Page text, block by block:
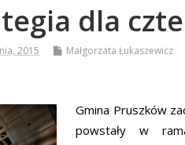
dla
2015 Małgorzata Łukaszewicz
Gmina Pruszków
powstały w